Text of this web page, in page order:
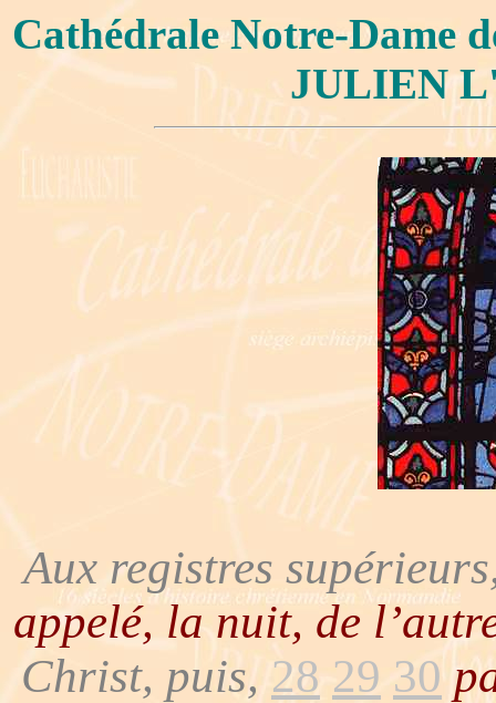
Cathédrale Notre-Dame
JULIEN
Aux registres
appelé, la nuit, de
Christ, puis, 28 29 30